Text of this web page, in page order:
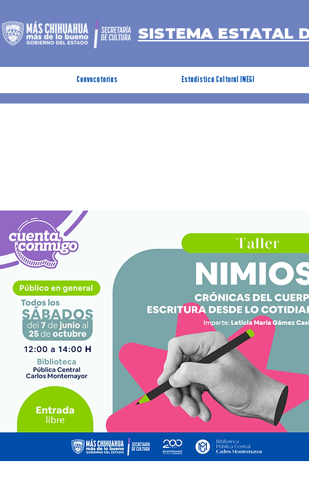
SISTEMA ESTATAL
Convocatorias Estadística Cultural INEGI